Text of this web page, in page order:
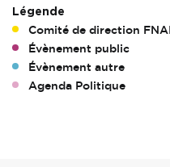
Légende
Comité de direction
Évènement public
Évènement autre
Agenda Politique